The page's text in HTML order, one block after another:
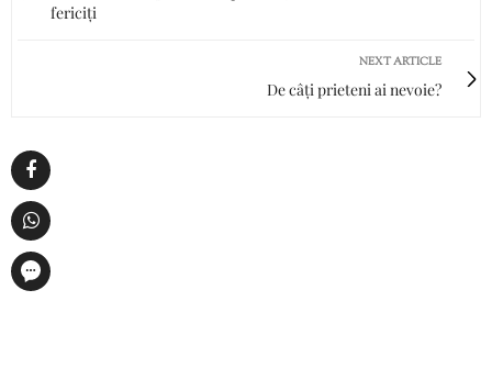
fericiți
NEXT ARTICLE
De câți prieteni ai nevoie?